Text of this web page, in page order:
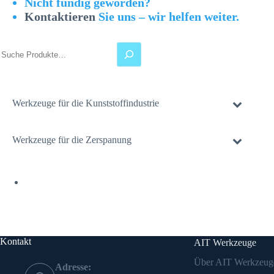
Kontaktieren Sie uns – wir helfen weiter.
Werkzeuge für die Kunststoffindustrie
Werkzeuge für die Zerspanung
Kontakt
Adresse:
AIT Werkzeuge
Über AIT